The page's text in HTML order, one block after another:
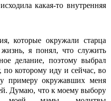
какая-то внутренняя
которые окружали старца
я понял, что служить
делание, поэтому выбрал
по которому иду и сейчас, во
примеру окружавших меня
Думаю, что к моему выбору